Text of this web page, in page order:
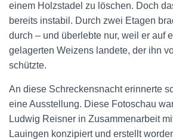
einem Holzstadel zu löschen. Doch
bereits instabil. Durch zwei Etagen
durch – und überlebte nur, weil er auf
gelagerten Weizens landete, der ihn
schützte.
An diese Schreckensnacht erinnerte
eine Ausstellung. Diese Fotoschau
Ludwig Reisner in Zusammenarbeit
Lauingen konzipiert und erstellt